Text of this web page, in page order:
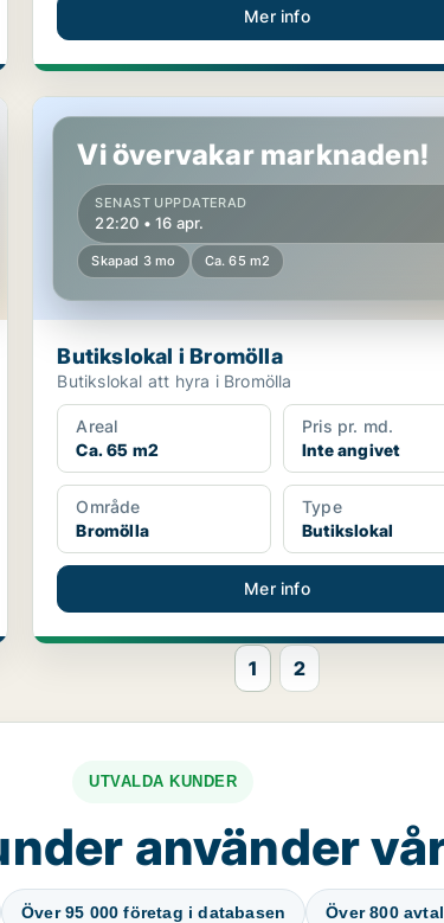
Mer info
Butikslokal i Bromölla
Vi övervakar marknaden!
SENAST UPPDATERAD
22:20 • 16 apr.
Skapad 3 mo Ca. 65 m2
Butikslokal i Bromölla
Butikslokal att hyra i Bromölla
Areal
Ca. 65 m2
Pris pr. md.
Inte angivet
Område
Bromölla
Type
Butikslokal
Mer info
1 2
UTVALDA KUNDER
använder
Över 95 000 företag i databasen Över 800